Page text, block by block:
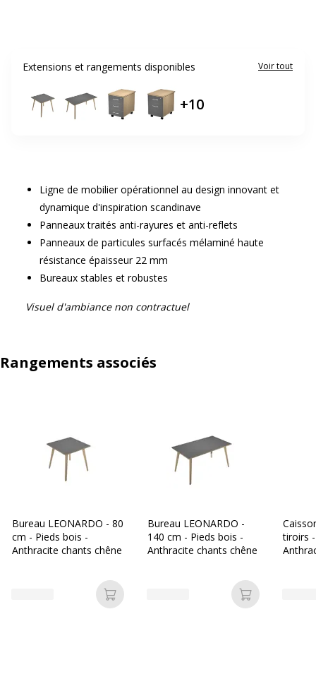
Extensions et rangements disponibles Voir tout
+10
Ligne de mobilier opérationnel au design innovant et
dynamique d'inspiration scandinave
Panneaux traités anti-rayures et anti-reflets
Panneaux de particules surfacés mélaminé haute
résistance épaisseur 22 mm
Bureaux stables et robustes
Visuel d'ambiance non contractuel
Rangements associés
Bureau LEONARDO - 80
cm - Pieds bois -
Anthracite chants chêne
Ajouter au panier
Bureau LEONARDO -
140 cm - Pieds bois -
Anthracite chants chêne
Ajouter au
tiroirs